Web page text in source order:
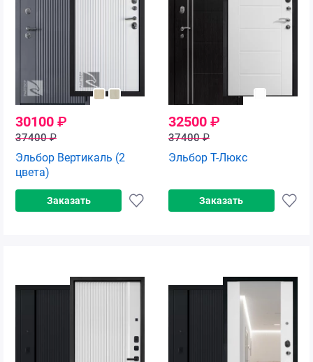
30100 ₽
37400₽
Эльбор Вертикаль (2
цвета)
Заказать
32500 ₽
37400₽
Эльбор Т-Люкс
Заказать